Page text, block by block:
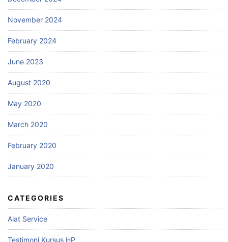
November 2024
February 2024
June 2023
August 2020
May 2020
March 2020
February 2020
January 2020
CATEGORIES
Alat Service
Testimoni Kursus HP